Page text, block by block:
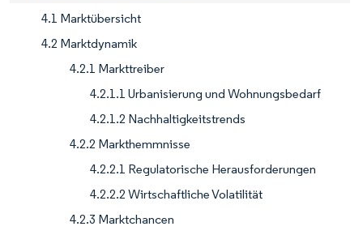
4.1 Marktübersicht
4.2 Marktdynamik
4.2.1 Markttreiber
4.2.1.1 Urbanisierung und Wohnungsbedarf
4.2.1.2 Nachhaltigkeitstrends
4.2.2 Markthemmnisse
4.2.2.1 Regulatorische Herausforderungen
4.2.2.2 Wirtschaftliche Volatilität
4.2.3 Marktchancen